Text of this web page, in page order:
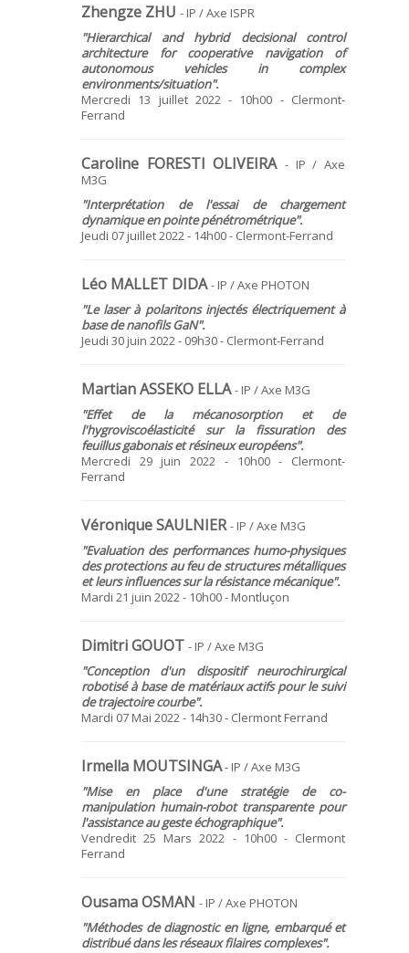
Zhengze ZHU - IP / Axe ISPR
"Hierarchical and hybrid decisional control
architecture for cooperative navigation of
autonomous vehicles in complex
environments/situation".
Mercredi 13 juillet 2022 - 10h00 - Clermont-
Ferrand
Caroline FORESTI OLIVEIRA - IP / Axe
M3G
"Interprétation de l'essai de chargement
dynamique en pointe pénétrométrique".
Jeudi 07 juillet 2022 - 14h00 - Clermont-Ferrand
Léo MALLET DIDA- IP / Axe PHOTON
"Le laser à polaritons injectés électriquement à
base de nanofils GaN".
Jeudi 30 juin 2022 - 09h30 - Clermont-Ferrand
Martian ASSEKO ELLA- IP / Axe M3G
"Effet de la mécanosorption et de
l'hygroviscoélasticité sur la fissuration des
feuillus gabonais et résineux européens".
Mercredi 29 juin 2022 - 10h00 - Clermont-
Ferrand
Véronique SAULNIER- IP / Axe M3G
"Evaluation des performances humo-physiques
des protections au feu de structures métalliques
et leurs influences sur la résistance mécanique".
Mardi 21 juin 2022 - 10h00 - Montluçon
Dimitri GOUOT - IP / Axe M3G
"Conception d'un dispositif neurochirurgical
robotisé à base de matériaux actifs pour le suivi
de trajectoire courbe".
Mardi 07 Mai 2022 - 14h30 - Clermont Ferrand
Irmella MOUTSINGA- IP / Axe M3G
"Mise en place d'une stratégie de co-
manipulation humain-robot transparente pour
l'assistance au geste échographique".
Vendredit 25 Mars 2022 - 10h00 - Clermont
Ferrand
Ousama OSMAN - IP / Axe PHOTON
"Méthodes de diagnostic en ligne, embarqué et
distribué dans les réseaux filaires complexes".